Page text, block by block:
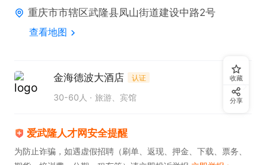
重庆市市辖区武隆县凤山街道建设中路2号
查看地图
金海德波大酒店 认证
30-60人 旅游、宾馆
爱武隆人才网安全提醒
为防止诈骗，如遇虚假招聘（刷单、返现、押金、下载、票务、
收藏
分享